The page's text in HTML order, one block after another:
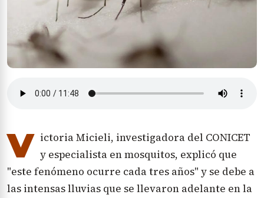
V ictoria Micieli, investigadora del CONICET
y especialista en mosquitos, explicó que
"este fenómeno ocurre cada tres años" y se debe a
las intensas lluvias que se llevaron adelante en la